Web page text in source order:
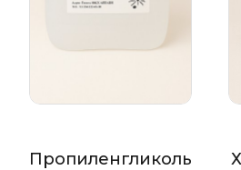
Пропиленгликоль